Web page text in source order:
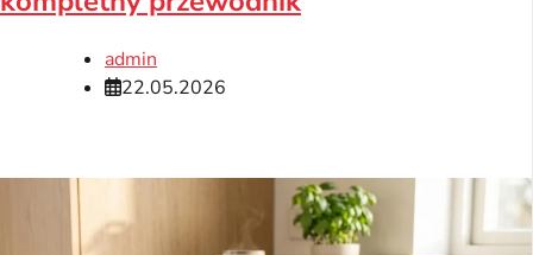
admin
22.05.2026